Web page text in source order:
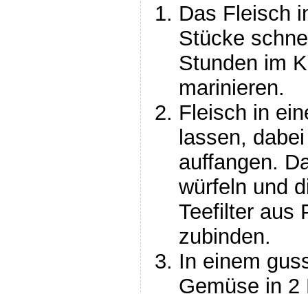
Das Fleisch
Stücke
Stunden im
marinieren.
Fleisch in
lassen,
auffangen.
würfeln und
Teefilter aus
zubinden.
In einem
Gemüse in 2